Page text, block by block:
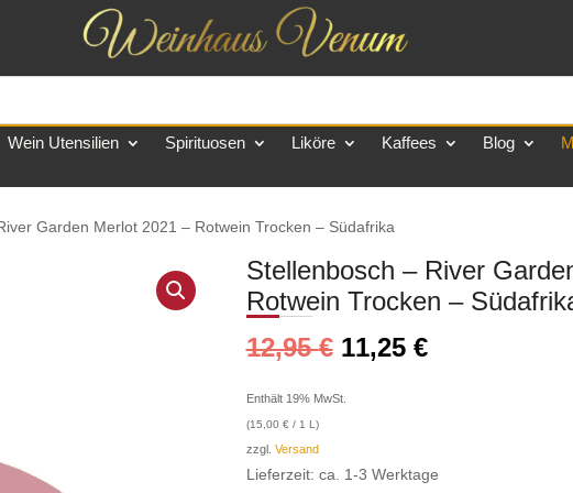
Wein Utensilien Spirituosen Liköre Kaffees Blog
Garden Merlot 2021 – Rotwein Trocken – Südafrika
Stellenbosch – River
Rotwein Trocken –
12,95€ 11,25 €
Enthält 19% MwSt.
(15,00 €/ 1 L)
zzgl. Versand
Lieferzeit: ca. 1-3 Werktage